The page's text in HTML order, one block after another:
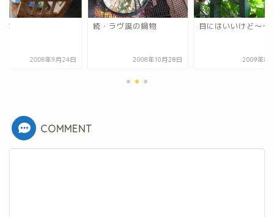
家
2008年9月24日
続・ラヴ誕の鍋物
2008年10月28日
目にはいいけど～～
2009年8
COMMENT